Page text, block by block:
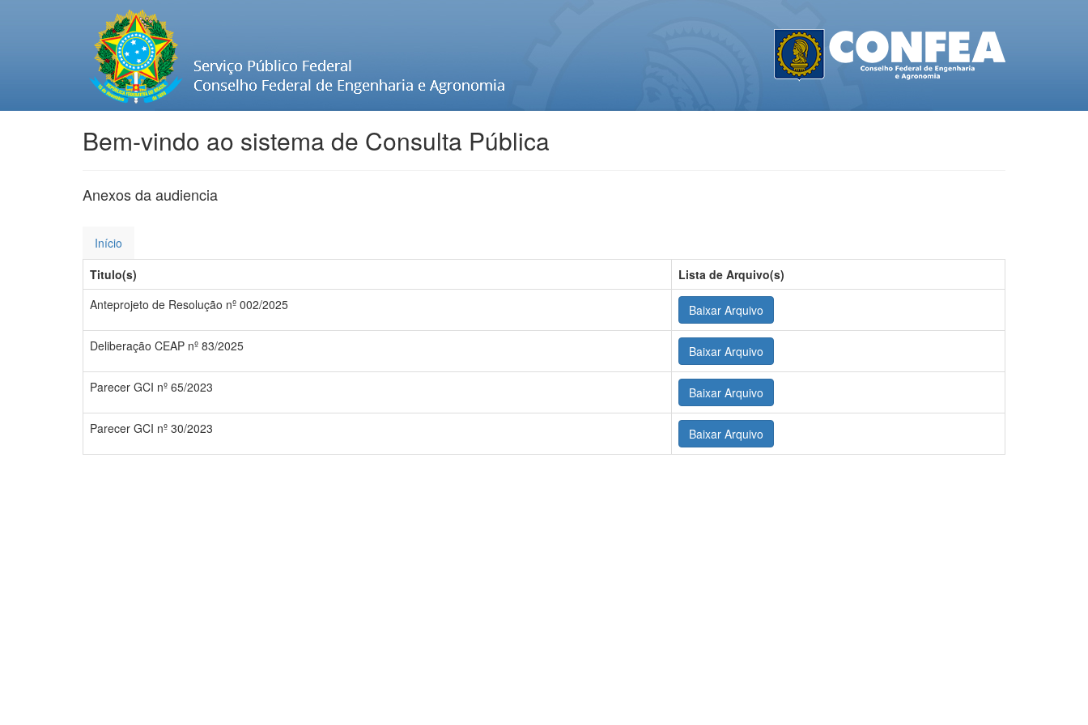
Bem-vindo ao sistema de Consulta Pública
Anexos da audiencia
Início
Titulo(s)
Lista de Arquivo(s)
Anteprojeto de Resolução nº 002/2025
Deliberação CEAP nº 83/2025
Parecer GCI nº 65/2023
Parecer GCI nº 30/2023